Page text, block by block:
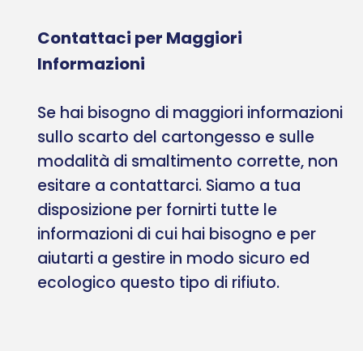
Contattaci per Maggiori
Informazioni
Se hai bisogno di maggiori informazioni
sullo scarto del cartongesso e sulle
modalità di smaltimento corrette, non
esitare a contattarci. Siamo a tua
disposizione per fornirti tutte le
informazioni di cui hai bisogno e per
aiutarti a gestire in modo sicuro ed
ecologico questo tipo di rifiuto.